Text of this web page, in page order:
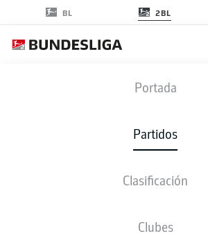
BL 2BL
Portada
Partidos
Clasificación
Clubes
BSC - KSV
0 1
ALINEACIONES ESTADÍSTICAS